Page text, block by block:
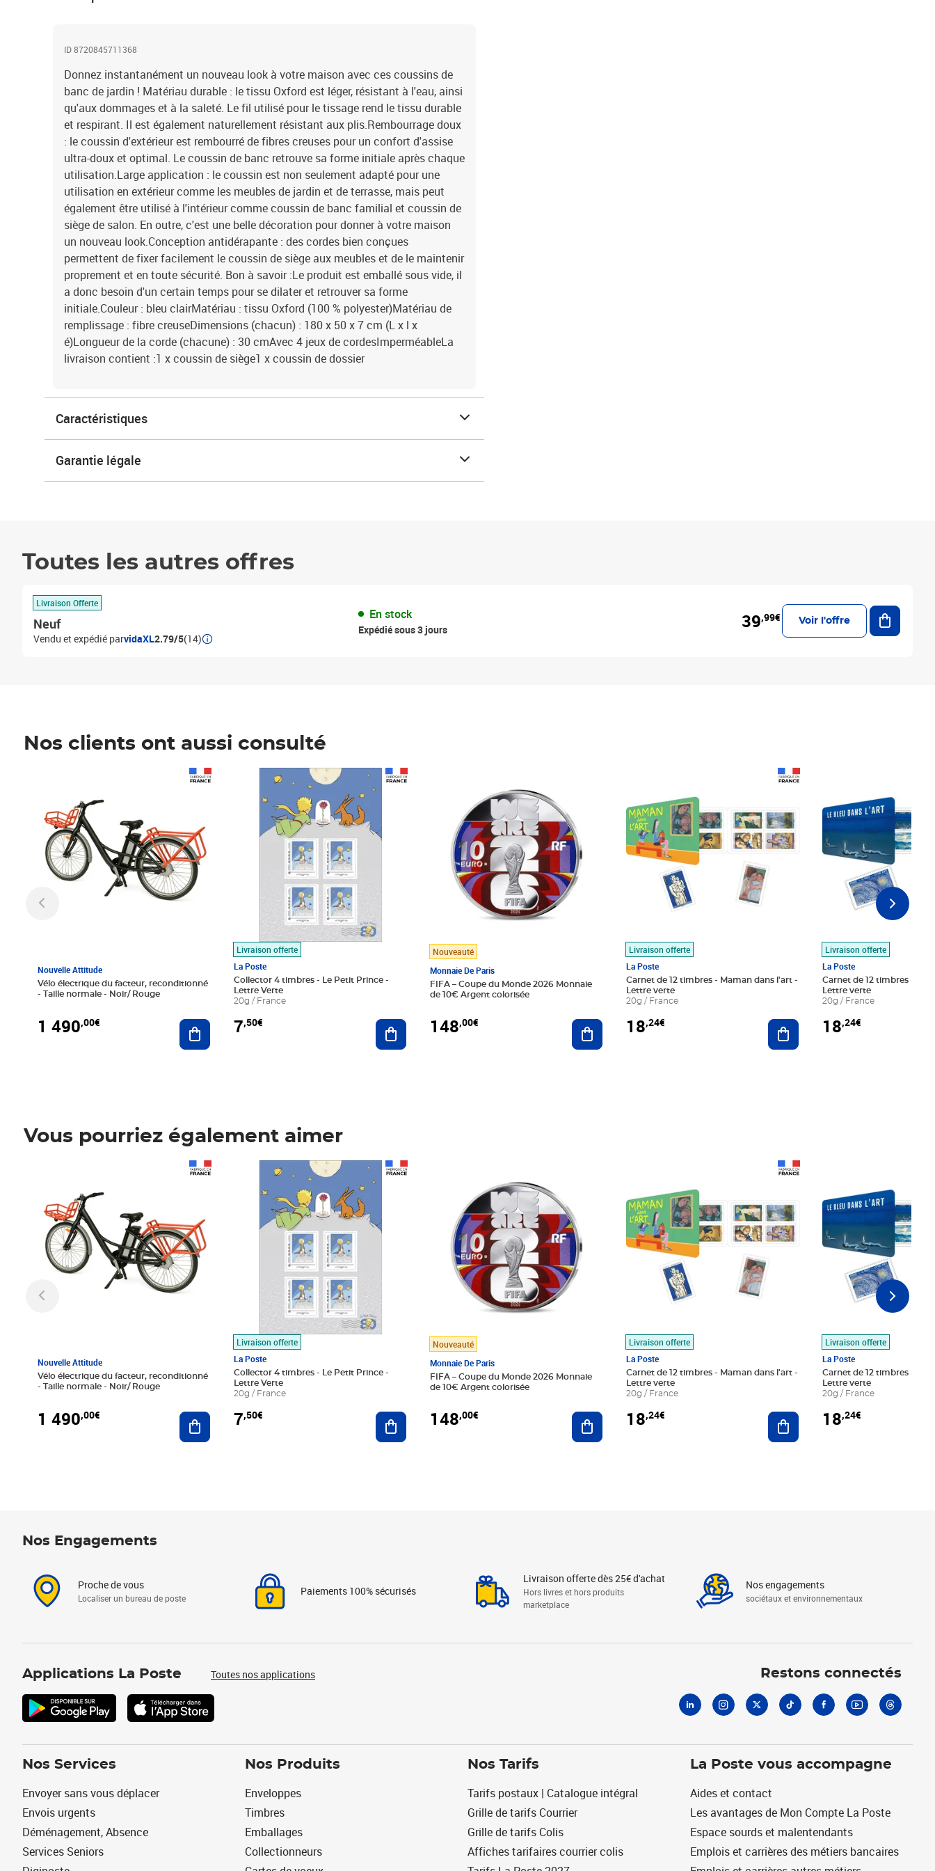
ID 8720845711368
Donnez instantanément un nouveau look à votre maison avec ces coussins de
banc de jardin ! Matériau durable : le tissu Oxford est léger, résistant à l'eau, ainsi
qu'aux dommages et à la saleté. Le fil utilisé pour le tissage rend le tissu durable
et respirant. Il est également naturellement résistant aux plis.Rembourrage doux
: le coussin d'extérieur est rembourré de fibres creuses pour un confort d'assise
ultra-doux et optimal. Le coussin de banc retrouve sa forme initiale après chaque
utilisation.Large application : le coussin est non seulement adapté pour une
utilisation en extérieur comme les meubles de jardin et de terrasse, mais peut
également être utilisé à l'intérieur comme coussin de banc familial et coussin de
siège de salon. En outre, c'est une belle décoration pour donner à votre maison
un nouveau look.Conception antidérapante : des cordes bien conçues
permettent de fixer facilement le coussin de siège aux meubles et de le maintenir
proprement et en toute sécurité. Bon à savoir :Le produit est emballé sous vide, il
a donc besoin d'un certain temps pour se dilater et retrouver sa forme
initiale.Couleur : bleu clairMatériau : tissu Oxford (100 % polyester)Matériau de
remplissage : fibre creuseDimensions (chacun) : 180 x 50 x 7 cm (L x l x
é)Longueur de la corde (chacune) : 30 cmAvec 4 jeux de cordesImperméableLa
livraison contient :1 x coussin de siège1 x coussin de dossier
Caractéristiques
Garantie légale
Toutes les autres offres
Livraison Offerte
Neuf
Vendu et expédié parvidaXL2.79/5(14)
En stock
Expédié sous 3 jours 39,99€ Voir l'offre
Ajouter
Nos clients ont aussi consulté
Nouvelle Attitude
Vélo électrique du facteur, reconditionné
- Taille normale - Noir/ Rouge
1 490,00€ Ajouter au panier
Livraison offerte
La Poste
Collector 4 timbres - Le Petit Prince -
Lettre Verte
20g / France
7,50€
Prix 7,50€
Ajouter au panier
Nouveauté
Monnaie De Paris
FIFA – Coupe du Monde 2026 Monnaie
de 10€ Argent colorisée
148,00€ Ajouter au panier
Livraison offerte
La Poste
Carnet de 12 timbres - Maman dans l'art -
Lettre verte
20g / France
18,24€ Ajouter au panier
Livraison offerte
La Poste
Carnet de 12 timbres - Le
Lettre verte
20g / France
18,24€
Vous pourriez également aimer
Nouvelle Attitude
Vélo électrique du facteur, reconditionné
- Taille normale - Noir/ Rouge
1 490,00€ Ajouter au panier
Livraison offerte
La Poste
Collector 4 timbres - Le Petit Prince -
Lettre Verte
20g / France
7,50€
Prix 7,50€
Ajouter au panier
Nouveauté
Monnaie De Paris
FIFA – Coupe du Monde 2026 Monnaie
de 10€ Argent colorisée
148,00€ Ajouter au panier
Livraison offerte
La Poste
Carnet de 12 timbres - Maman dans l'art -
Lettre verte
20g / France
18,24€ Ajouter au panier
Livraison offerte
La Poste
Carnet de 12 timbres - Le
Lettre verte
20g / France
18,24€
Nos Engagements
Proche de vous
Localiser un bureau de poste
Paiements 100% sécurisés
Livraison offerte dès 25€ d'achat
Hors livres et hors produits
marketplace
Nos engagements
sociétaux et environnementaux
Applications La Poste Toutes nos applications Restons connectés
Nos Services
Envoyer sans vous déplacer
Envois urgents
Déménagement, Absence
Services Seniors
Nos Produits
Enveloppes
Timbres
Emballages
Collectionneurs
Nos Tarifs
Tarifs postaux | Catalogue intégral
Grille de tarifs Courrier
Grille de tarifs Colis
Affiches tarifaires courrier colis
La Poste vous accompagne
Aides et contact
Les avantages de Mon Compte La Poste
Espace sourds et malentendants
Emplois et carrières des métiers bancaires